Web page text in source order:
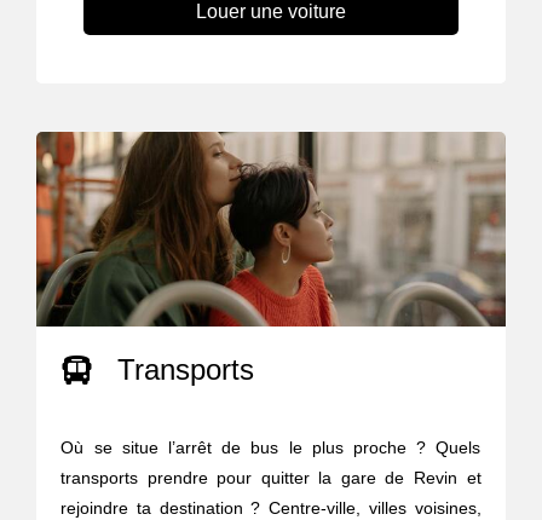
Louer une voiture
Transports
Où se situe l’arrêt de bus le plus proche ? Quels
transports prendre pour quitter la gare de Revin et
rejoindre ta destination ? Centre-ville, villes voisines,